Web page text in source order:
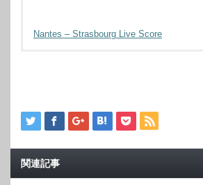
Nantes – Strasbourg Live Score
関連記事